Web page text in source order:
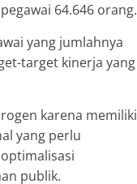
64.646 orang.
yang jumlahnya
target kinerja yang
karena memiliki
yang perlu
publik.